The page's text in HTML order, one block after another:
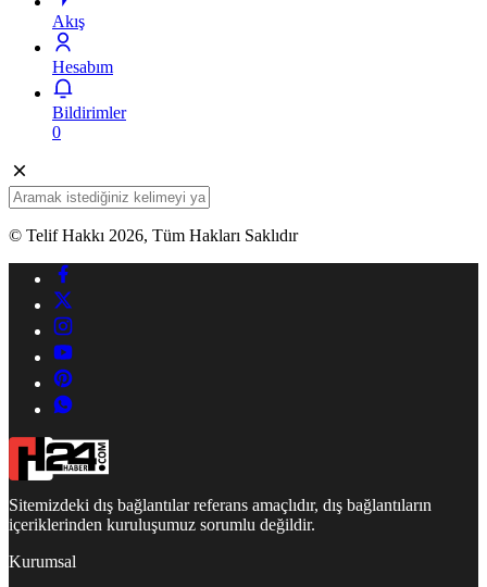
Akış
Hesabım
Bildirimler
0
© Telif Hakkı 2026, Tüm Hakları Saklıdır
Sitemizdeki dış bağlantılar referans amaçlıdır, dış bağlantıların
içeriklerinden kuruluşumuz sorumlu değildir.
Kurumsal